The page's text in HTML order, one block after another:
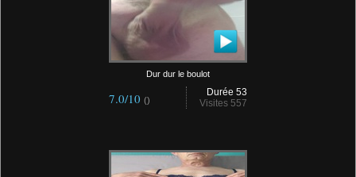
Dur dur le boulot
Durée 53
Visites 557
7.0/10 ()